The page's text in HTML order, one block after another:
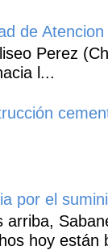
de
Perez
l...
por el
hoy están